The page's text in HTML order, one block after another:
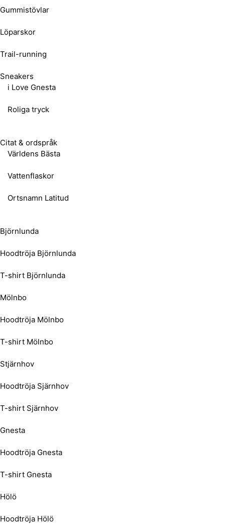
Gummistövlar
Löparskor
Trail-running
Sneakers
i Love Gnesta
Roliga tryck
Citat & ordspråk
Världens Bästa
Vattenflaskor
Ortsnamn Latitud
Björnlunda
Hoodtröja Björnlunda
T-shirt Björnlunda
Mölnbo
Hoodtröja Mölnbo
T-shirt Mölnbo
Stjärnhov
Hoodtröja Sjärnhov
T-shirt Sjärnhov
Gnesta
Hoodtröja Gnesta
T-shirt Gnesta
Hölö
Hoodtröja Hölö